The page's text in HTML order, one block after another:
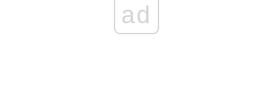
ad